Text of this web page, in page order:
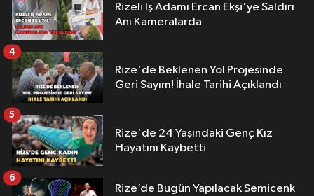
Rizeli İş Adamı Ercan Ekşi'ye Saldırı
Anı Kameralarda
Rize'de Beklenen Yol Projesinde
Geri Sayım! İhale Tarihi Açıklandı
4
Rize'de 24 Yaşındaki Genç Kız
Hayatını Kaybetti
5
Rize’de Bugün Yapılacak Semicenk
6